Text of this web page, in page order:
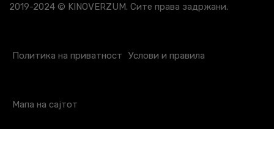
2019-2024 © KINOVERZUM. Сите права задржани.
Политика на приватност Услови и правила
Мапа на сајтот